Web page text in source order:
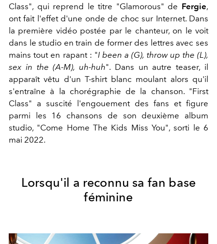
Class", qui reprend le titre "Glamorous" de Fergie,
ont fait l'effet d'une onde de choc sur Internet. Dans
la première vidéo postée par le chanteur, on le voit
dans le studio en train de former des lettres avec ses
mains tout en rapant : "I been a (G), throw up the (L),
sex in the (A-M), uh-huh". Dans un autre teaser, il
apparaît vêtu d'un T-shirt blanc moulant alors qu'il
s'entraîne à la chorégraphie de la chanson. "First
Class" a suscité l'engouement des fans et figure
parmi les 16 chansons de son deuxième album
studio, "Come Home The Kids Miss You", sorti le 6
mai 2022.
Lorsqu'il a reconnu sa fan base
féminine